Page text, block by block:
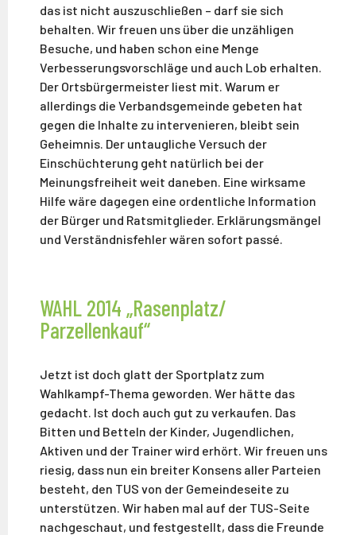
das ist nicht auszuschließen – darf sie sich
behalten. Wir freuen uns über die unzähligen
Besuche, und haben schon eine Menge
Verbesserungsvorschläge und auch Lob erhalten.
Der Ortsbürgermeister liest mit. Warum er
allerdings die Verbandsgemeinde gebeten hat
gegen die Inhalte zu intervenieren, bleibt sein
Geheimnis. Der untaugliche Versuch der
Einschüchterung geht natürlich bei der
Meinungsfreiheit weit daneben. Eine wirksame
Hilfe wäre dagegen eine ordentliche Information
der Bürger und Ratsmitglieder. Erklärungsmängel
und Verständnisfehler wären sofort passé.
WAHL 2014 „Rasenplatz/
Parzellenkauf“
Jetzt ist doch glatt der Sportplatz zum
Wahlkampf-Thema geworden. Wer hätte das
gedacht. Ist doch auch gut zu verkaufen. Das
Bitten und Betteln der Kinder, Jugendlichen,
Aktiven und der Trainer wird erhört. Wir freuen uns
riesig, dass nun ein breiter Konsens aller Parteien
besteht, den TUS von der Gemeindeseite zu
unterstützen. Wir haben mal auf der TUS-Seite
nachgeschaut, und festgestellt, dass die Freunde